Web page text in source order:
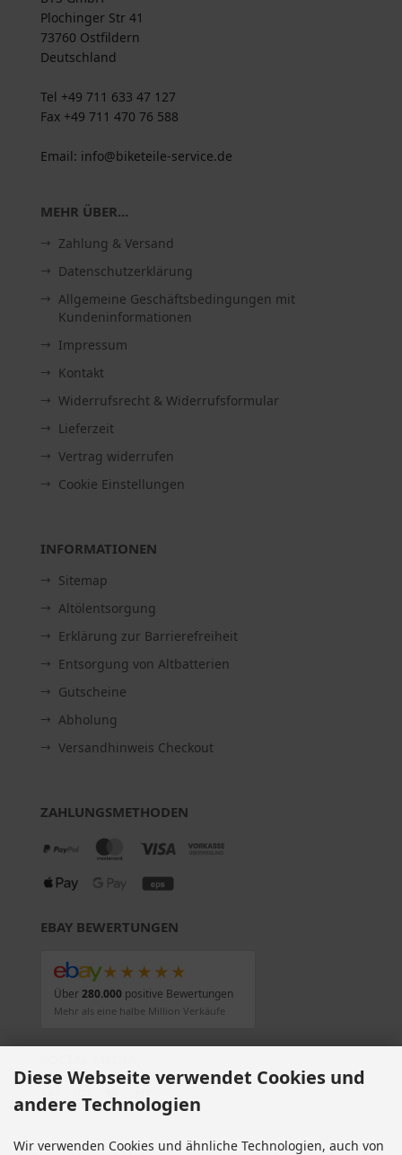
Plochinger Str 41
73760 Ostfildern
Deutschland
Tel +49 711 633 47 127
Fax +49 711 470 76 588
Email: info@biketeile-service.de
MEHR ÜBER...
Zahlung & Versand
Datenschutzerklärung
Allgemeine Geschäftsbedingungen mit
Kundeninformationen
Impressum
Kontakt
Widerrufsrecht & Widerrufsformular
Lieferzeit
Vertrag widerrufen
Cookie Einstellungen
INFORMATIONEN
Sitemap
Altölentsorgung
Erklärung zur Barrierefreiheit
Entsorgung von Altbatterien
Gutscheine
Abholung
Versandhinweis Checkout
ZAHLUNGSMETHODEN
EBAY BEWERTUNGEN
★★★★★
Über280.000positive Bewertungen
Mehr als eine halbe Million Verkäufe
Diese Webseite verwendet Cookies und
andere Technologien
Wir verwenden Cookies und ähnliche Technologien, auch von